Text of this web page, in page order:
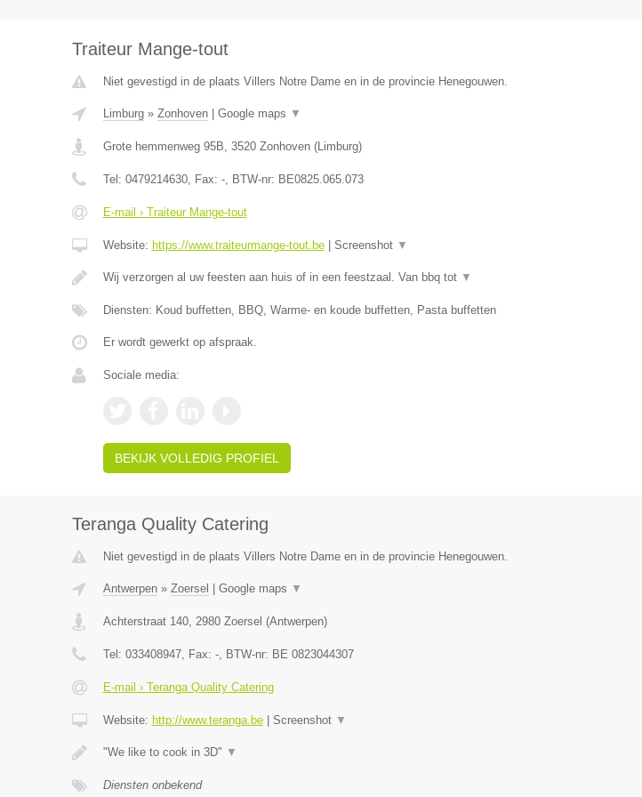
Traiteur Mange-tout
Niet gevestigd in de plaats Villers Notre Dame en in de provincie Henegouwen.
Limburg» Zonhoven| Google maps ▼
Grote hemmenweg 95B, 3520 Zonhoven(Limburg)
Tel: 0479214630, Fax: -, BTW-nr: BE0825.065.073
E-mail › Traiteur Mange-tout
Website: https://www.traiteurmange-tout.be| Screenshot ▼
Wij verzorgen al uw feesten aan huis of in een feestzaal. Van bbq tot ▼
Diensten: Koud buffetten, BBQ, Warme- en koude buffetten, Pasta buffetten
Er wordt gewerkt op afspraak.
Sociale media:
BEKIJK VOLLEDIG PROFIEL
Teranga Quality Catering
Niet gevestigd in de plaats Villers Notre Dame en in de provincie Henegouwen.
Antwerpen» Zoersel Google maps ▼
Achterstraat 140, 2980 Zoersel (Antwerpen)
Tel: 033408947, Fax: -, BTW-nr: BE 0823044307
E-mail › Teranga Quality Catering
Website: http://www.teranga.be| Screenshot ▼
"We like to cook in 3D" ▼
Diensten onbekend